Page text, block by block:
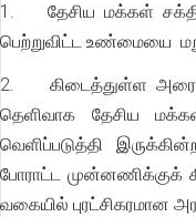
1. தேசிய மக்கள்
பெற்றுவிட்ட உண்மையை
2. கிடைத்துள்ள அரை
தெளிவாக தேசிய
வெளிப்படுத்தி
போராட்ட முன்னணிக்குக்
வகையில் புரட்சிகரமான